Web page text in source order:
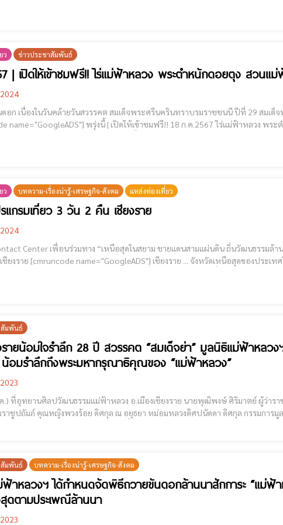
ว ข่าวประชาสัมพันธ์
| เปิดให้เข้าชมฟรี!! ไร่แม่ฟ้าหลวง พระตำหนักดอยตุง สวนแ
องในวันคล้ายวันสวรรคต สมเด็จพระศรีนครินทราบรมราชชนนี ปีที่ 29 สมเด็จพระศรีนครินทราบรมราชชนนี (สมเด็จย่า)
ปิดให้เข้าชมฟรี!! 18 ก.ค.2567 ไร่แม่ฟ้าหลวง พระตำหนักดอยตุง สวนแม่ฟ้าหลวง และสวนรุกขชาติ
ว บทความ-เรื่องน่ารู้-เศรษฐกิจ-สังคม แหล่งท่องเที่ยว
รแกรมเที่ยว 3 วัน 2 คืน เชียงราย
เหนือสุดในสยาม ชายแดนสามแผ่นดิน ถิ่นวัฒนธรรมล้านนา ล้ำค่าพระธาตุดอยตุง” แนะนำโปรแกรมเที่ยว
ของประเทศไทย ห่างจากกรุงเทพฯ 829 กิโลเมตร มีพื้นที่
มพันธ์
รายน้อมใจรำลึก 28 ปี สวรรคต “สมเด็จย่า” มูลนิธิแม่ฟ้าหลว
อมรำลึกถึงพระมหากรุณาธิคุณของ “แม่ฟ้าหลวง”
.) ที่อุทยานศิลปวัฒนธรรมแม่ฟ้าหลวง อ.เมืองเชียงราย นายพุฒิพงษ์ ศิริมาตย์ ผู้ว่ารา
าชูปถัมภ์ คุณหญิงพวงร้อย ดิศกุล ณ อยุธยา หม่อมหลวงดิศปนัดดา ดิศกุล กรรมการมู
มพันธ์ บทความ-เรื่องน่ารู้-เศรษฐกิจ-สังคม
าหลวงฯ ได้กำหนดจัดพิธีถวายขันดอกล้านนาสักการะ “แม่ฟ้า
ดตามประเพณีล้านนา